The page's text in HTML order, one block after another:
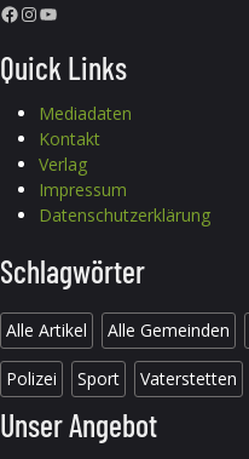
Facebook InstagramYouTube
Quick Links
Mediadaten
Kontakt
Verlag
Impressum
Datenschutzerklärung
Schlagwörter
Alle Artikel Alle Gemeinden
Polizei Sport Vaterstetten
Unser Angebot